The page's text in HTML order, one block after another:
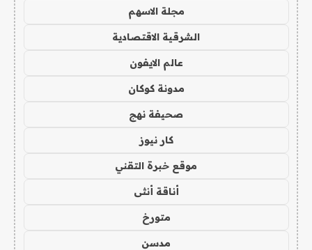
مجلة الاسهم
الشرقية الاقتصادية
عالم الايفون
مدونة كوكان
صحيفة نهج
كار نيوز
موقع خبرة التقني
أناقة أنثى
متورخ
مدسن